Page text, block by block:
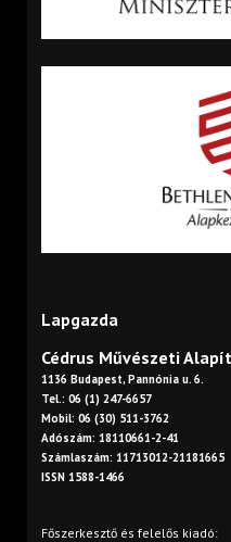
Lapgazda
Cédrus Művészeti
1136 Budapest, Pannónia u. 6.
Tel.: 06 (1) 247-6657
Mobil: 06 (30) 511-3762
Adószám: 18110661-2-41
Számlaszám: 11713012-21181665
ISSN 1588-1466
Főszerkesztő és felelős kiadó: